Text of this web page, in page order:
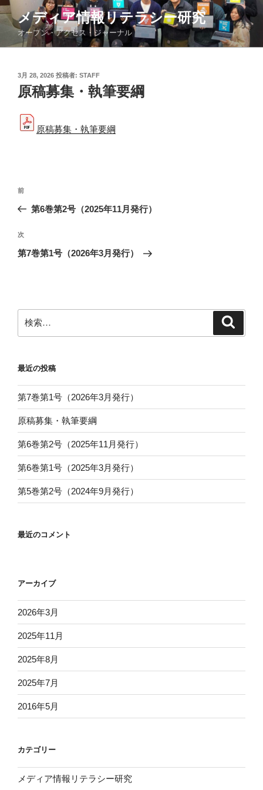
コ
ン
ン
メディア情報リテラシー研究
オープン・アクセス・ジャーナル
投
稿
日:
3月 28, 2026 投稿者: STAFF
原稿募集・執筆要綱
原稿募集・執筆要綱
投
ビ
ゲ
ン
前
の
稿
前
第6巻第2号（2025年11月発行）
次
の
次
第7巻第1号（2026年3月発行）
索:
最近の投稿
第7巻第1号（2026年3月発行）
原稿募集・執筆要綱
第6巻第2号（2025年11月発行）
第6巻第1号（2025年3月発行）
第5巻第2号（2024年9月発行）
最近のコメント
アーカイブ
2026年3月
2025年11月
2025年8月
2025年7月
2016年5月
カテゴリー
メディア情報リテラシー研究